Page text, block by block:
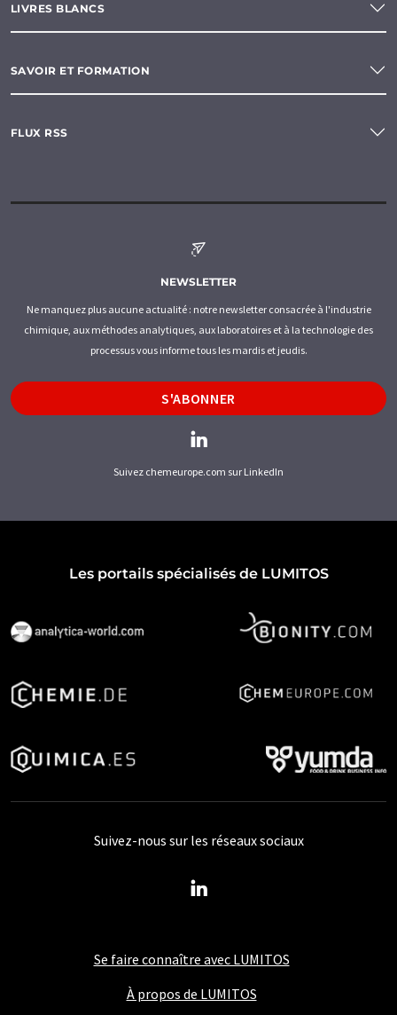
LIVRES BLANCS
SAVOIR ET FORMATION
FLUX RSS
NEWSLETTER
Ne manquez plus aucune actualité : notre newsletter consacrée à l'industrie
chimique, aux méthodes analytiques, aux laboratoires et à la technologie des
processus vous informe tous les mardis et jeudis.
S'ABONNER
Suivez chemeurope.com sur LinkedIn
Les portails spécialisés de LUMITOS
Se faire connaître avec LUMITOS
À propos de LUMITOS
Suivez-nous sur les réseaux sociaux